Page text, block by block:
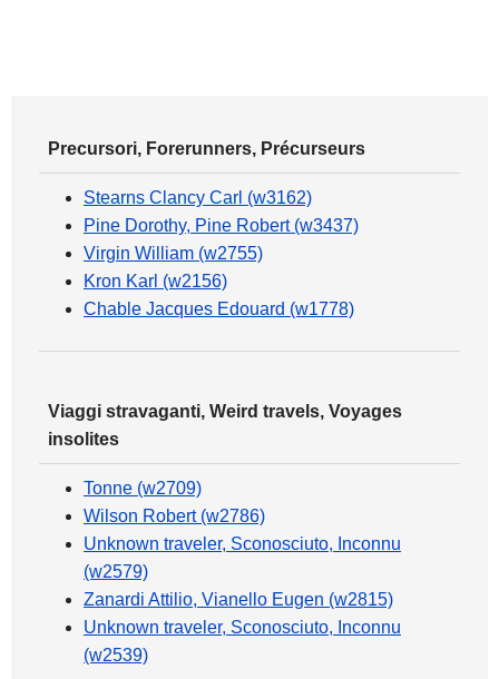
Precursori, Forerunners, Précurseurs
Stearns Clancy Carl (w3162)
Pine Dorothy, Pine Robert (w3437)
Virgin William (w2755)
Kron Karl (w2156)
Chable Jacques Edouard (w1778)
Viaggi stravaganti, Weird travels, Voyages
insolites
Tonne (w2709)
Wilson Robert (w2786)
Unknown traveler, Sconosciuto, Inconnu
(w2579)
Zanardi Attilio, Vianello Eugen (w2815)
Unknown traveler, Sconosciuto, Inconnu
(w2539)